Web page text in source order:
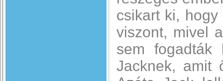
csikart ki,
viszont, mivel
sem fogadták
Jacknek, amit